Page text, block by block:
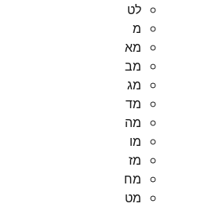
לט
מ
מא
מב
מג
מד
מה
מו
מז
מח
מט